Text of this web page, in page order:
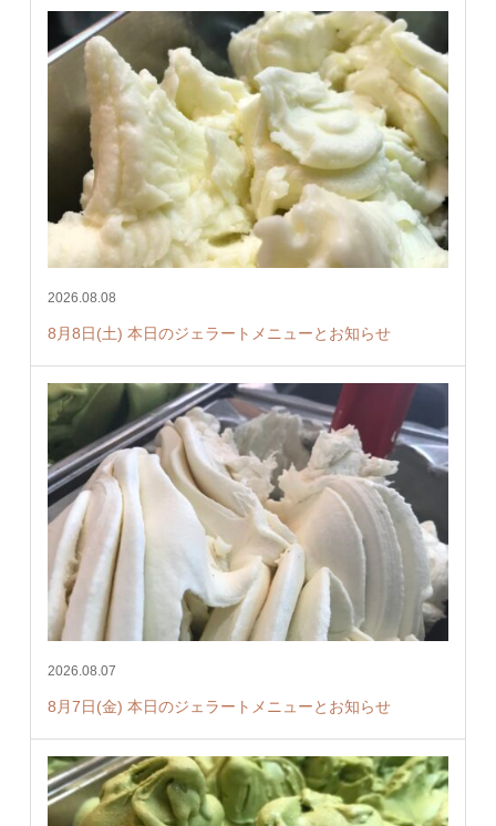
2026.08.08
8月8日(土) 本日のジェラートメニューとお知らせ
2026.08.07
8月7日(金) 本日のジェラートメニューとお知らせ